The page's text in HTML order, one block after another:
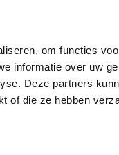
om functies
informatie over uw
Deze partners
of die ze hebben